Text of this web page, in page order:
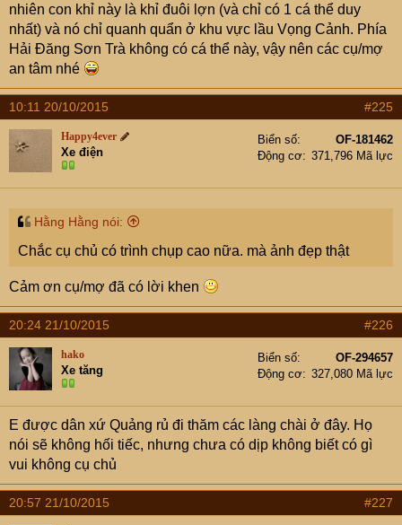
nhiên con khỉ này là khỉ đuôi lợn (và chỉ có 1 cá thể duy
nhất) và nó chỉ quanh quẩn ở khu vực lầu Vọng Cảnh. Phía
Hải Đăng Sơn Trà không có cá thể này, vậy nên các cụ/mợ
an tâm nhé
10:11 20/10/2015 #225
Happy4ever
Xe điện
Biển số
OF-181462
Động cơ
371,796 Mã lực
Hằng Hằng nói:
Chắc cụ chủ có trình chụp cao nữa. mà ảnh đẹp thật
Cảm ơn cụ/mợ đã có lời khen
20:24 21/10/2015 #226
hako
Xe tăng
Biển số
OF-294657
Động cơ
327,080 Mã lực
E được dân xứ Quảng rủ đi thăm các làng chài ở đây. Họ
nói sẽ không hối tiếc, nhưng chưa có dịp không biết có gì
vui không cụ chủ
20:57 21/10/2015 #227